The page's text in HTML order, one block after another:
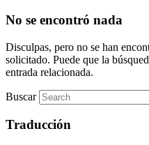
No se encontró nada
Disculpas, pero no se han
solicitado. Puede que la
entrada relacionada.
Buscar
Traducción